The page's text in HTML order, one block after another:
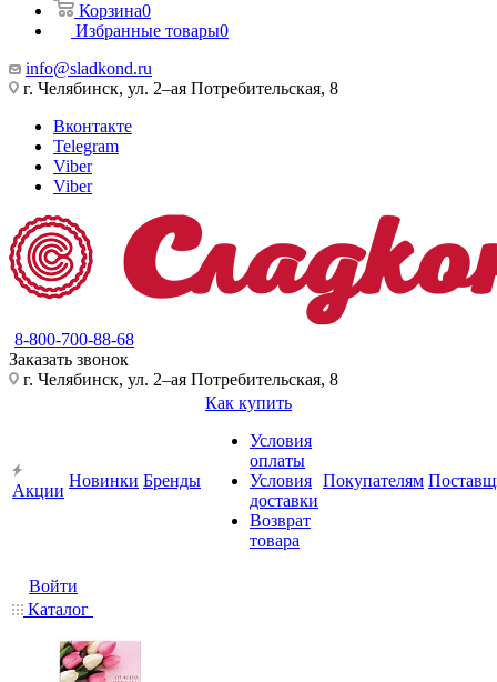
Корзина0
Избранные товары0
info@sladkond.ru
г. Челябинск, ул. 2–ая Потребительская, 8
Вконтакте
Telegram
Viber
Viber
8-800-700-88-68
Заказать звонок
г. Челябинск, ул. 2–ая Потребительская, 8
Акции
Новинки Бренды
Как купить
Условия
оплаты
Условия
доставки
Возврат
товара
Покупателям
Войти
Каталог